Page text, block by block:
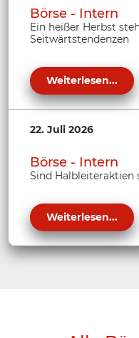
Börse - Intern
Ein heißer Herbst
Seitwärtstendenzen
Weiterlesen...
22. Juli 2026
Börse - Intern
Sind Halbleiteraktien
Weiterlesen...